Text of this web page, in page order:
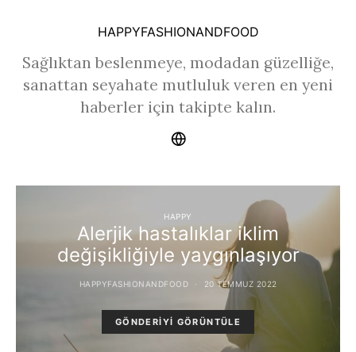
HAPPYFASHIONANDFOOD
Sağlıktan beslenmeye, modadan güzelliğe,
sanattan seyahate mutluluk veren en yeni
haberler için takipte kalın.
HAPPY
Alerjik hastalıklar iklim
değişikliğiyle yaygınlaşıyor
HAPPYFASHIONANDFOOD 20 TEMMUZ 2022
GÖNDERIYI GÖRÜNTÜLE